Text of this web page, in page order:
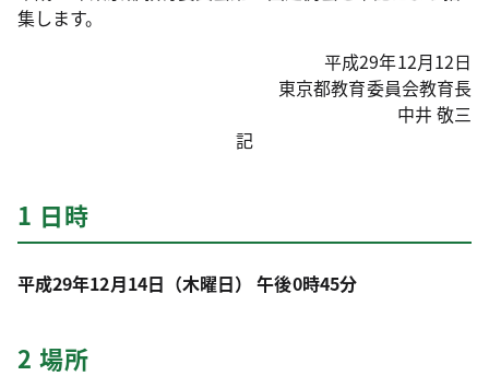
集します。
平成29年12月12日
東京都教育委員会教育長
中井 敬三
記
1 日時
平成29年12月14日（木曜日） 午後0時45分
2 場所